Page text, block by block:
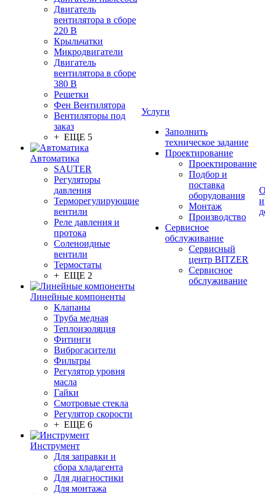
Двигатель
вентилятора в сборе
220 В
Крыльчатки
Микродвигатели
Двигатель
вентилятора в сборе
380 В
Решетки
Фен Вентилятора
Вентиляторы под
заказ
+ ЕЩЕ 5
Автоматика
SAUTER
Регуляторы
давления
Терморегулирующие
вентили
Реле давления и
протока
Соленоидные
вентили
Термостаты
+ ЕЩЕ 2
Линейные компоненты
Клапаны
Труба медная
Теплоизоляция
Фитинги
Виброгасители
Фильтры
Регулятор уровня
масла
Гайки
Смотровые стекла
Регулятор скорости
+ ЕЩЕ 6
Инструмент
Для заправки и
сбора хладагента
Для диагностики
Для монтажа
Услуги
Заполнить
техническое задание
Проектирование
Проектирование
Подбор и
поставка
оборудования
Монтаж
Производство
Сервисное
обслуживание
Сервисный
центр BITZER
Сервисное
обслуживание
и